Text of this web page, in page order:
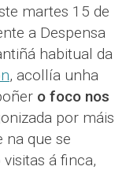
martes 15 de
a Despensa
habitual da
, acollía unha
o foco nos
por máis
na que se
á finca,